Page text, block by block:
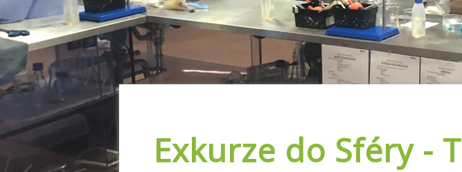
Exkurze do Sféry -